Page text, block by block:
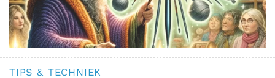
TIPS & TECHNIEK